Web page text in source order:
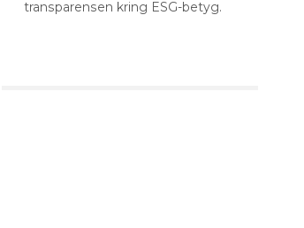
transparensen kring ESG-betyg.